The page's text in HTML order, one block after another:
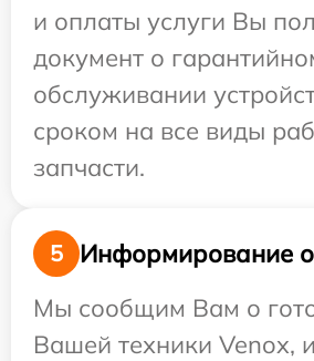
и оплаты услуги Вы
документ о
обслуживании
сроком на все виды
запчасти.
5
Информирование о
Мы сообщим Вам о
Вашей техники Venox,